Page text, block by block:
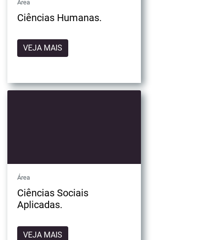
Área
Ciências Humanas.
VEJA MAIS
Área
Ciências Sociais
Aplicadas.
VEJA MAIS